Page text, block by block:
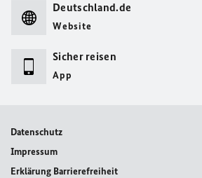
Deutschland.de
Website
Sicher reisen
App
Datenschutz
Impressum
Erklärung Barrierefreiheit